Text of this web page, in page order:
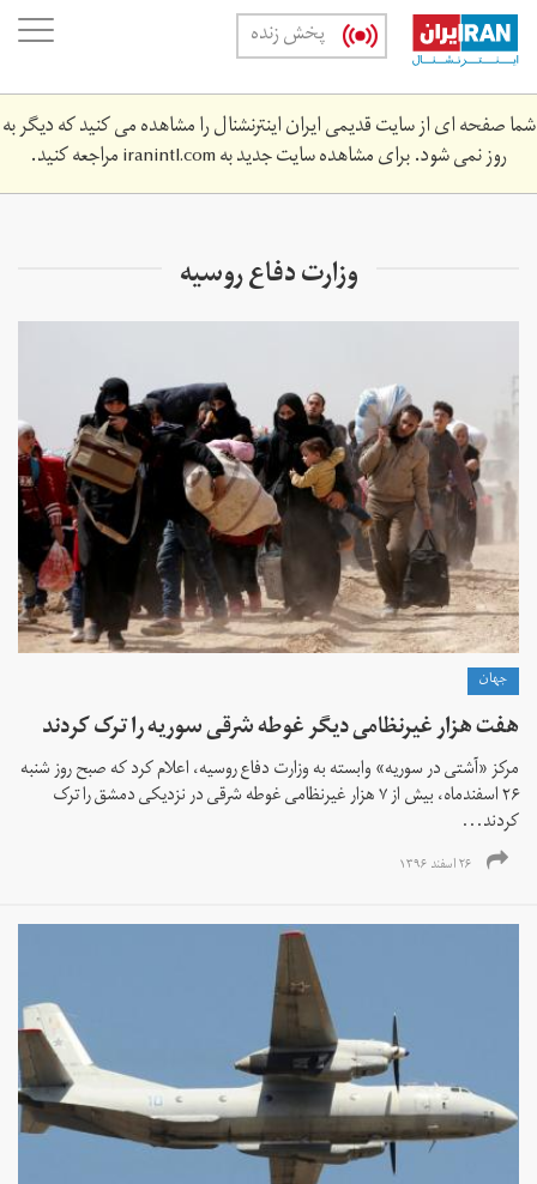
Skip
main
content
پخش زنده
شما صفحه ای از سایت قدیمی ایران اینترنشنال را مشاهده می کنید که دیگر به
روز نمی شود. برای مشاهده سایت جدید بهiranintl.comمراجعه کنید.
وزارت دفاع روسیه
جهان
هفت هزار غیرنظامی دیگر غوطه شرقی سوریه را ترک کردند
مرکز «آشتی در سوریه» وابسته به وزارت دفاع روسیه، اعلام کرد که صبح روز شنبه
۲۶ اسفندماه، بیش از ۷ هزار غیرنظامی غوطه شرقی در نزدیکی دمشق را ترک
کردند...
۲۶ اسفند ۱۳۹۶